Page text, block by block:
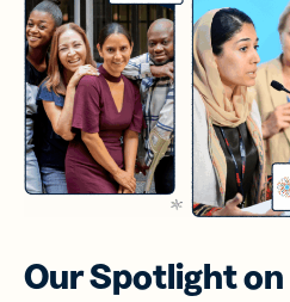
Our Spotlight on